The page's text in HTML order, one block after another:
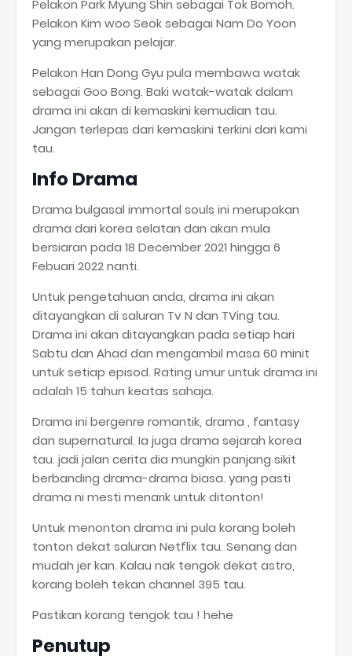
Pelakon Park Myung Shin sebagai Tok Bomoh.
Pelakon Kim woo Seok sebagai Nam Do Yoon
yang merupakan pelajar.
Pelakon Han Dong Gyu pula membawa watak
sebagai Goo Bong. Baki watak-watak dalam
drama ini akan di kemaskini kemudian tau.
Jangan terlepas dari kemaskini terkini dari kami
tau.
Info Drama
Drama bulgasal immortal souls ini merupakan
drama dari korea selatan dan akan mula
bersiaran pada 18 December 2021 hingga 6
Febuari 2022 nanti.
Untuk pengetahuan anda, drama ini akan
ditayangkan di saluran Tv N dan TVing tau.
Drama ini akan ditayangkan pada setiap hari
Sabtu dan Ahad dan mengambil masa 60 minit
untuk setiap episod. Rating umur untuk drama ini
adalah 15 tahun keatas sahaja.
Drama ini bergenre romantik, drama , fantasy
dan supernatural. Ia juga drama sejarah korea
tau. jadi jalan cerita dia mungkin panjang sikit
berbanding drama-drama biasa. yang pasti
drama ni mesti menarik untuk ditonton!
Untuk menonton drama ini pula korang boleh
tonton dekat saluran Netflix tau. Senang dan
mudah jer kan. Kalau nak tengok dekat astro,
korang boleh tekan channel 395 tau.
Pastikan korang tengok tau ! hehe
Penutup